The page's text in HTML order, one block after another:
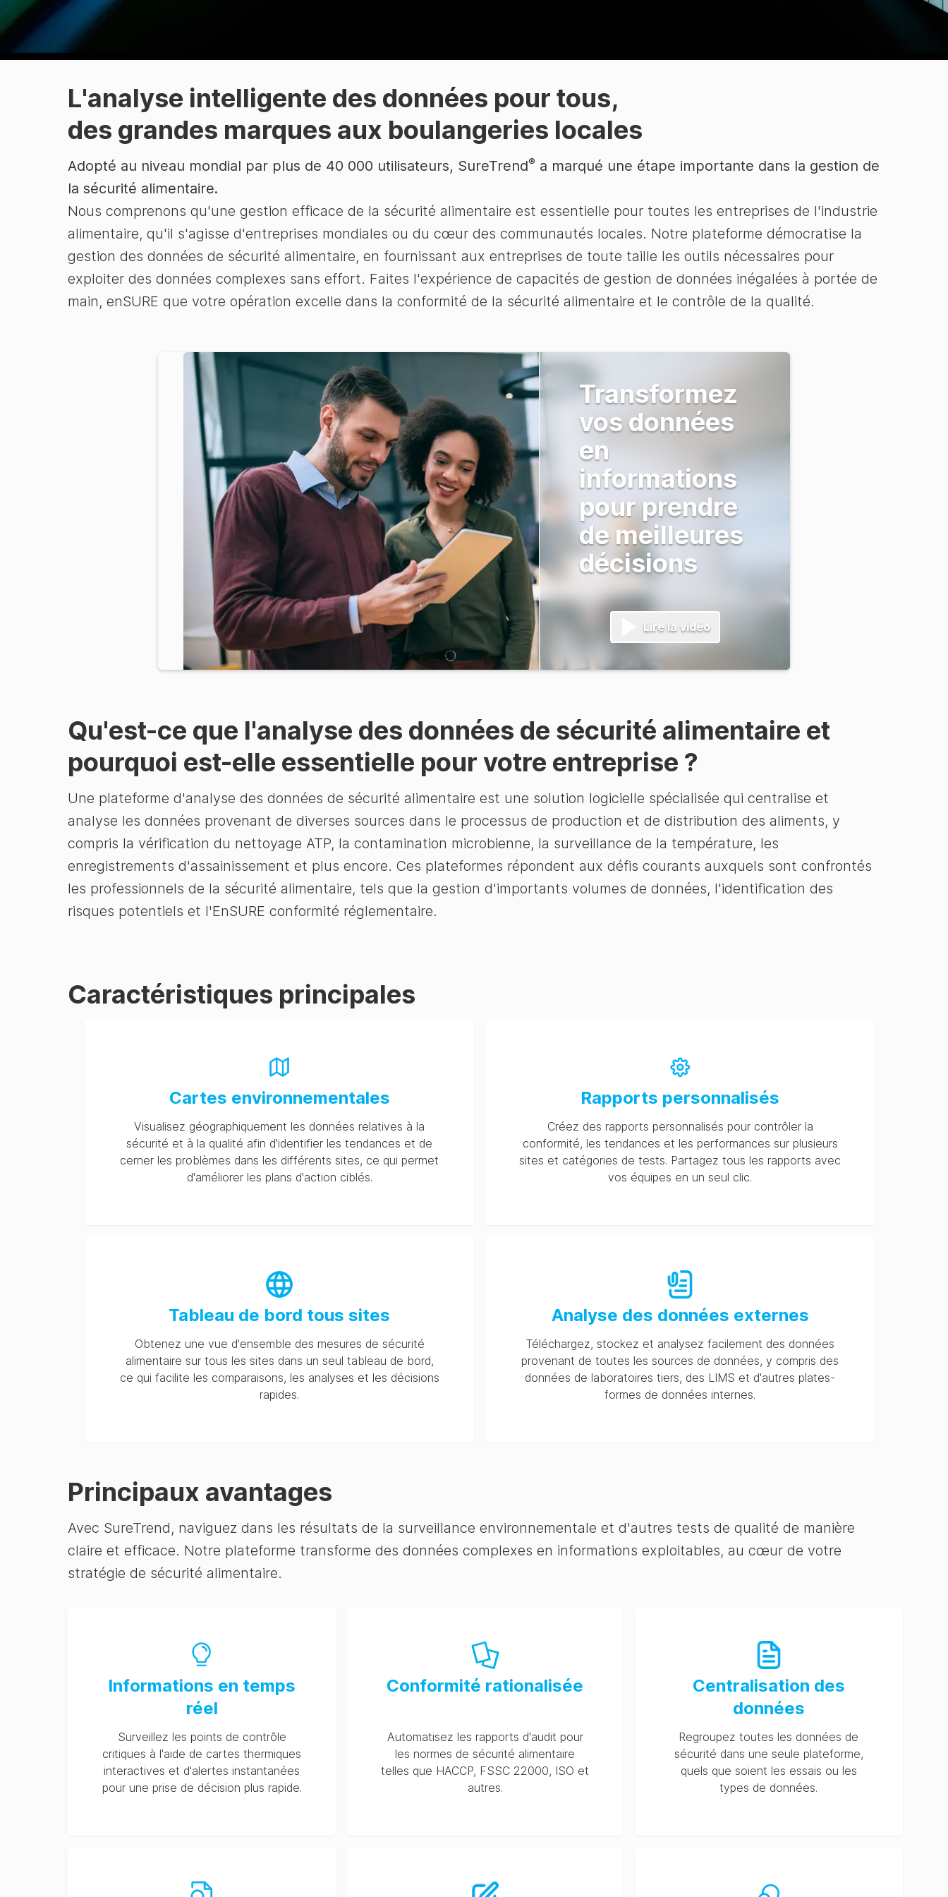
L'analyse intelligente des données pour tous,
des grandes marques aux boulangeries locales
Adopté au niveau mondial par plus de 40 000 utilisateurs, SureTrend® a marqué une étape importante dans la gestion de
la sécurité alimentaire.
Nous comprenons qu'une gestion efficace de la sécurité alimentaire est essentielle pour toutes les entreprises de l'industrie
alimentaire, qu'il s'agisse d'entreprises mondiales ou du cœur des communautés locales. Notre plateforme démocratise la
gestion des données de sécurité alimentaire, en fournissant aux entreprises de toute taille les outils nécessaires pour
exploiter des données complexes sans effort. Faites l'expérience de capacités de gestion de données inégalées à portée de
main, enSURE que votre opération excelle dans la conformité de la sécurité alimentaire et le contrôle de la qualité.
Transformez
vos données
en
informations
pour prendre
de meilleures
décisions
Lire la vidéo
Qu'est-ce que l'analyse des données de sécurité alimentaire et
pourquoi est-elle essentielle pour votre entreprise ?
Une plateforme d'analyse des données de sécurité alimentaire est une solution logicielle spécialisée qui centralise et
analyse les données provenant de diverses sources dans le processus de production et de distribution des aliments, y
compris la vérification du nettoyage ATP, la contamination microbienne, la surveillance de la température, les
enregistrements d'assainissement et plus encore. Ces plateformes répondent aux défis courants auxquels sont confrontés
les professionnels de la sécurité alimentaire, tels que la gestion d'importants volumes de données, l'identification des
risques potentiels et l'EnSURE conformité réglementaire.
Caractéristiques principales
Cartes environnementales
Visualisez géographiquement les données relatives à la
sécurité et à la qualité afin d'identifier les tendances et de
cerner les problèmes dans les différents sites, ce qui permet
d'améliorer les plans d'action ciblés.
Rapports personnalisés
Créez des rapports personnalisés pour contrôler la
conformité, les tendances et les performances sur plusieurs
sites et catégories de tests. Partagez tous les rapports avec
vos équipes en un seul clic.
Tableau de bord tous sites
Obtenez une vue d'ensemble des mesures de sécurité
alimentaire sur tous les sites dans un seul tableau de bord,
ce qui facilite les comparaisons, les analyses et les décisions
rapides.
Analyse des données externes
Téléchargez, stockez et analysez facilement des données
provenant de toutes les sources de données, y compris des
données de laboratoires tiers, des LIMS et d'autres plates-
formes de données internes.
Principaux avantages
Avec SureTrend, naviguez dans les résultats de la surveillance environnementale et d'autres tests de qualité de manière
claire et efficace. Notre plateforme transforme des données complexes en informations exploitables, au cœur de votre
stratégie de sécurité alimentaire.
Informations en temps
réel
Surveillez les points de contrôle
critiques à l'aide de cartes thermiques
interactives et d'alertes instantanées
pour une prise de décision plus rapide.
Conformité rationalisée
Automatisez les rapports d'audit pour
les normes de sécurité alimentaire
telles que HACCP, FSSC 22000, ISO et
autres.
Centralisation des
données
Regroupez toutes les données de
sécurité dans une seule plateforme,
quels que soient les essais ou les
types de données.